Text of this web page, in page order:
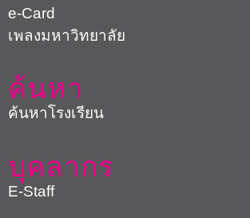
e-Card
เพลงมหาวิทยาลัย
ค้นหา
ค้นหาโรงเรียน
บุคลากร
E-Staff